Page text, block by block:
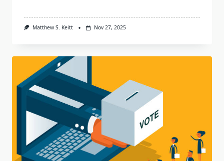
Matthew S. Keitt Nov 27, 2025